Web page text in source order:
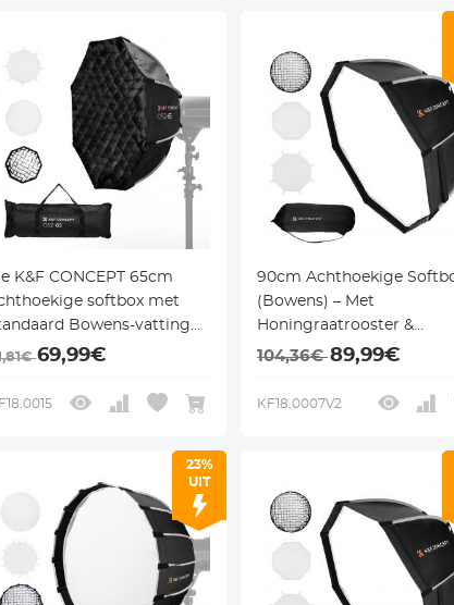
K&F CONCEPT 65cm
softbox met
Bowens-vatting
geleverd inclusief
opbergtas met trekkoord.
met standaard Bowens-
69,99€
90cm Achthoekige
(Bowens) – Met
Honingraatrooster &
Diffusor – Voor Flitsers en
104,36€89,99€
KF18.0007V2
23%
UIT